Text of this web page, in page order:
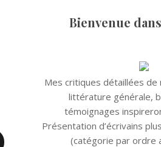
Bienvenue
Mes critiques détaillées de
littérature générale,
témoignages
Présentation d’écrivains
(catégorie par ordre